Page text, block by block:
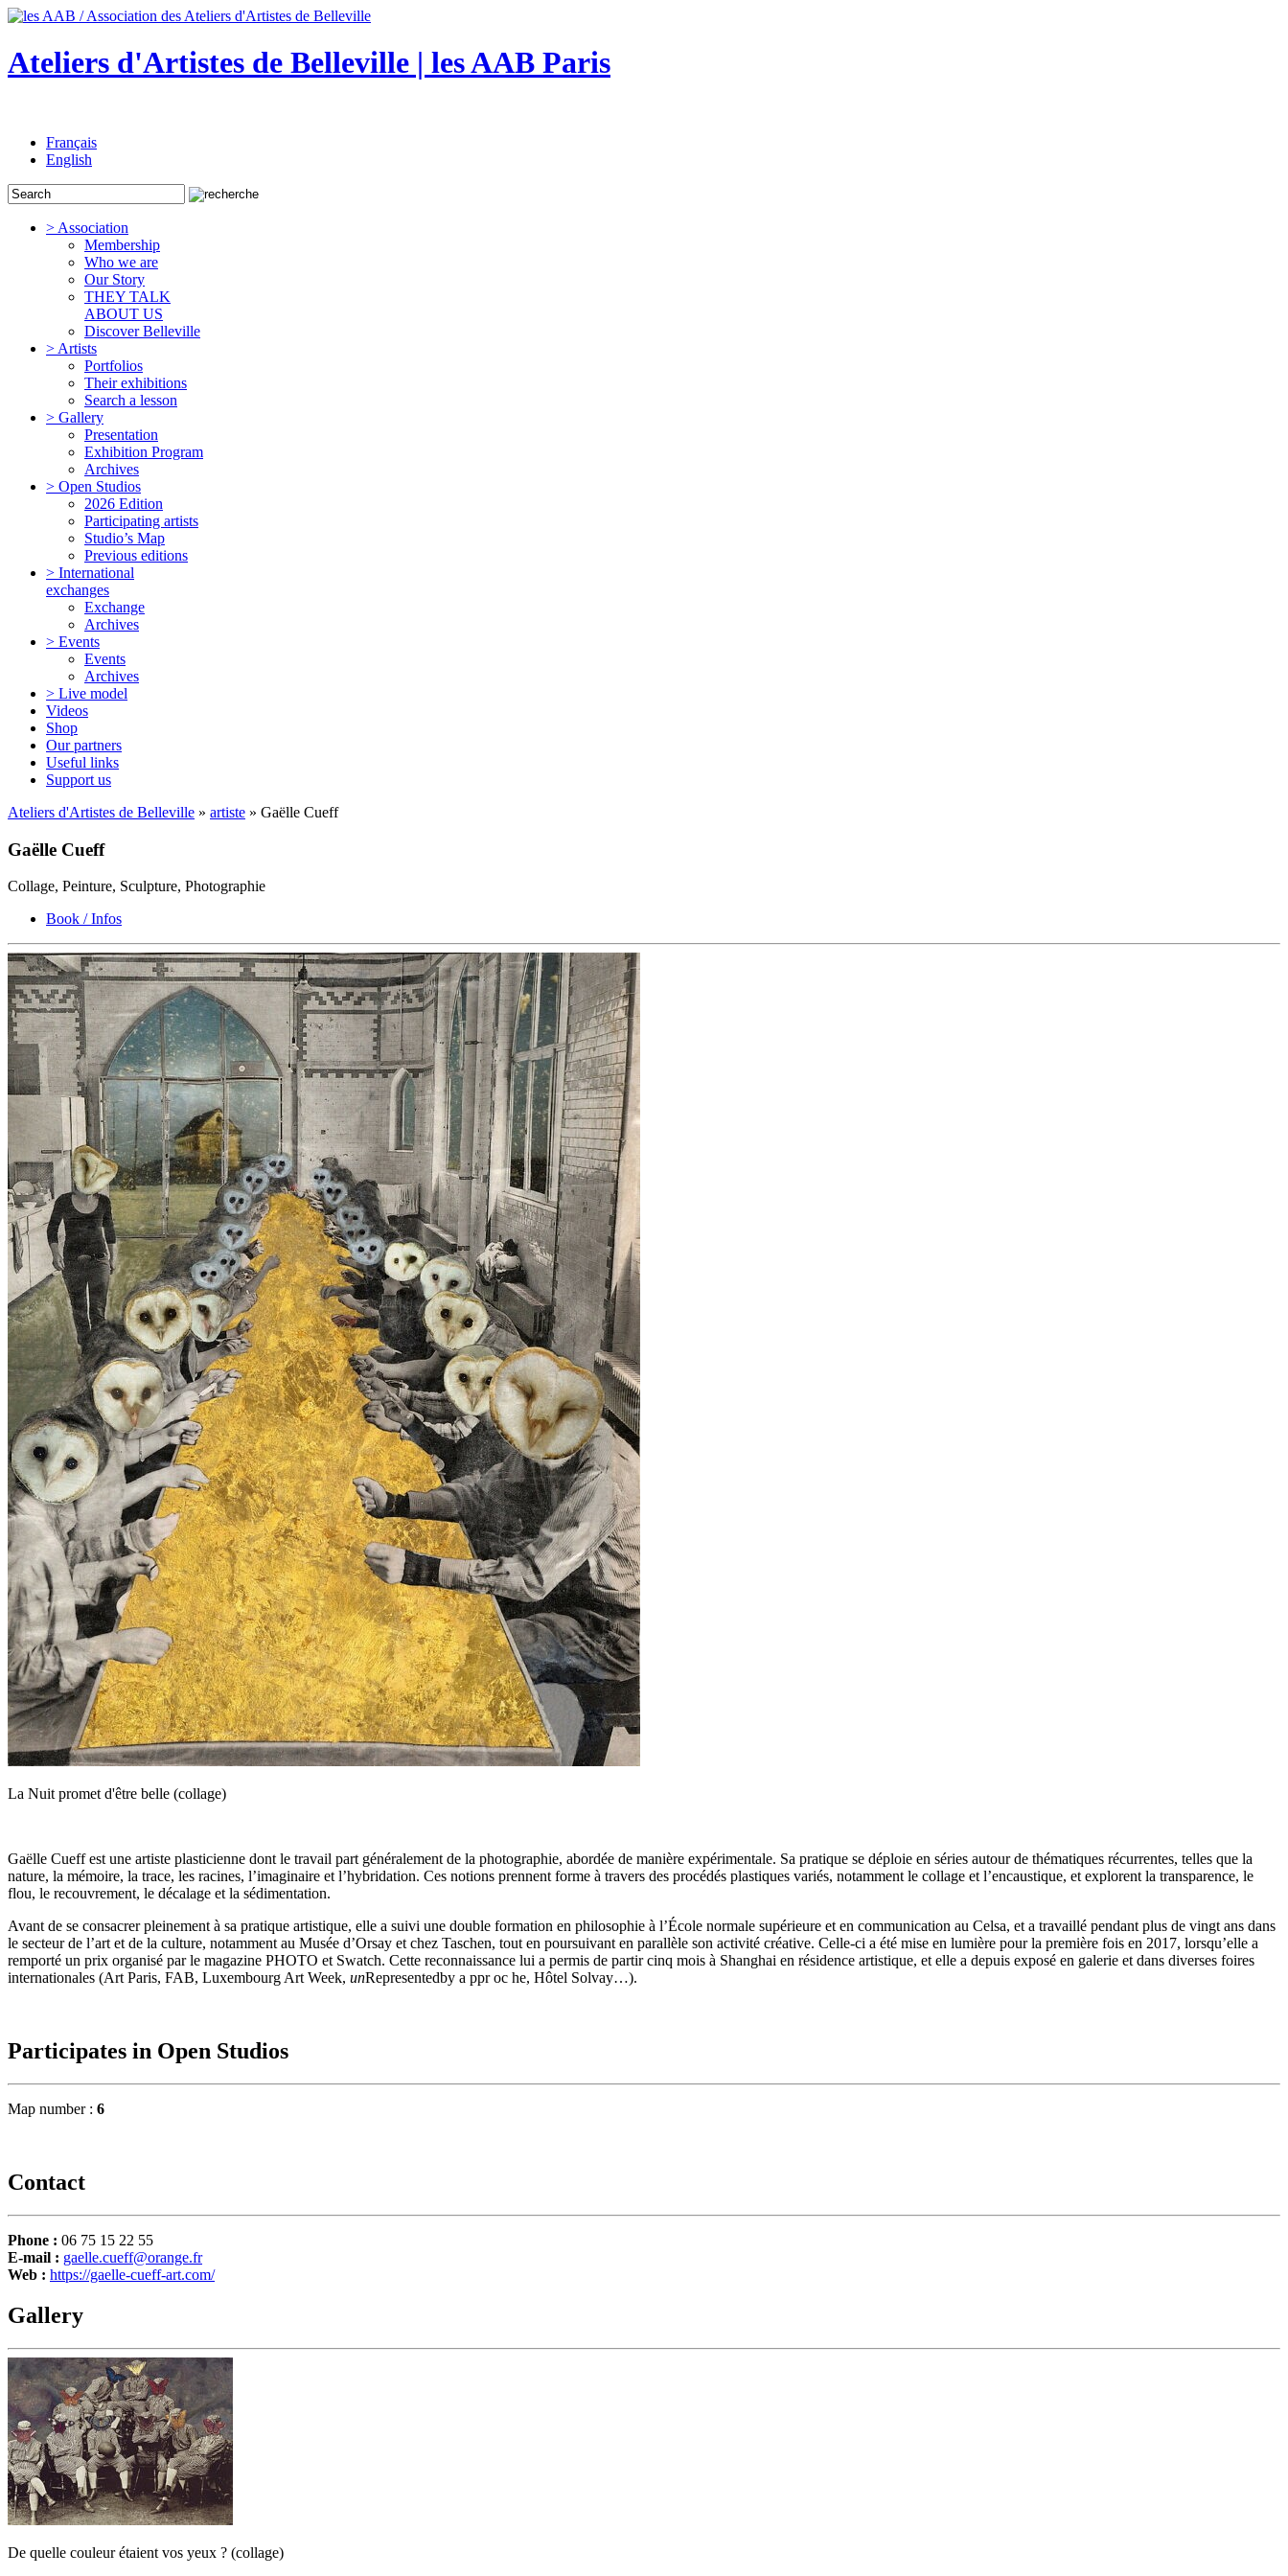
Ateliers d'Artistes de Belleville | les AAB Paris
Français
English
> Association
Membership
Who we are
Our Story
THEY TALK
ABOUT US
Discover Belleville
> Artists
Portfolios
Their exhibitions
Search a lesson
> Gallery
Presentation
Exhibition Program
Archives
> Open Studios
2026 Edition
Participating artists
Studio’s Map
Previous editions
> International
exchanges
Exchange
Archives
> Events
Events
Archives
> Live model
Videos
Shop
Our partners
Useful links
Support us
Ateliers d'Artistes de Belleville » artiste » Gaëlle Cueff
Gaëlle Cueff
Collage, Peinture, Sculpture, Photographie
Book / Infos
La Nuit promet d'être belle (collage)
Gaëlle Cueff est une artiste plasticienne dont le travail part généralement de la photographie, abordée de manière expérimentale. Sa pratique se déploie en séries autour de thématiques récurrentes, telles que la
nature, la mémoire, la trace, les racines, l’imaginaire et l’hybridation. Ces notions prennent forme à travers des procédés plastiques variés, notamment le collage et l’encaustique, et explorent la transparence, le
flou, le recouvrement, le décalage et la sédimentation.
Avant de se consacrer pleinement à sa pratique artistique, elle a suivi une double formation en philosophie à l’École normale supérieure et en communication au Celsa, et a travaillé pendant plus de vingt ans dans
le secteur de l’art et de la culture, notamment au Musée d’Orsay et chez Taschen, tout en poursuivant en parallèle son activité créative. Celle-ci a été mise en lumière pour la première fois en 2017, lorsqu’elle a
remporté un prix organisé par le magazine PHOTO et Swatch. Cette reconnaissance lui a permis de partir cinq mois à Shanghai en résidence artistique, et elle a depuis exposé en galerie et dans diverses foires
internationales (Art Paris, FAB, Luxembourg Art Week, unRepresentedby a ppr oc he, Hôtel Solvay…).
Participates in Open Studios
Map number : 6
Contact
Phone : 06 75 15 22 55
E-mail : gaelle.cueff@orange.fr
Web : https://gaelle-cueff-art.com/
Gallery
De quelle couleur étaient vos yeux ? (collage)